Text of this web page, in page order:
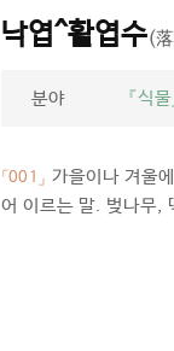
낙엽^활엽수(
분야 『식물
「001」 가을이나 겨울
어 이르는 말. 벚나무,